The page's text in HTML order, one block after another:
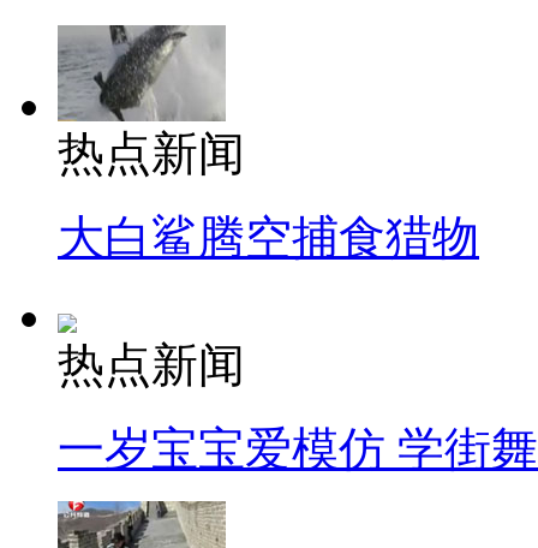
热点新闻
大白鲨腾空捕食猎物
热点新闻
一岁宝宝爱模仿 学街